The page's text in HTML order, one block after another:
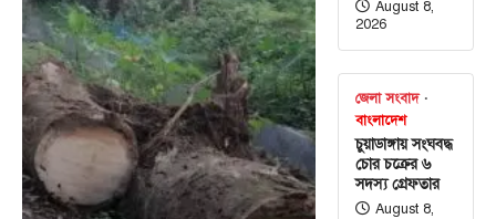
August 8,
2026
জেলা সংবাদ
বাংলাদেশ
চুয়াডাঙ্গায় সংঘবদ্ধ
চোর চক্রের ৬
সদস্য গ্রেফতার
August 8,